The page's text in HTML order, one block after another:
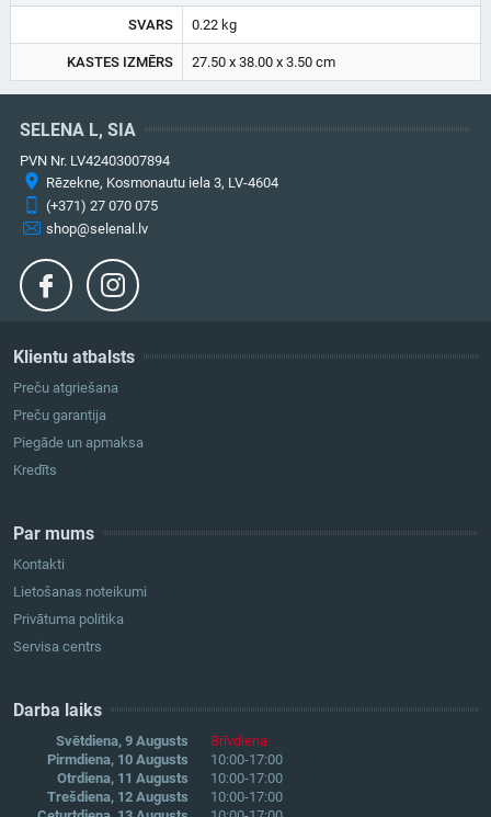
SVARS 0.22 kg
KASTES IZMĒRS 27.50 x 38.00 x 3.50 cm
Klientu atbalsts
Preču atgriešana
Preču garantija
Piegāde un apmaksa
Kredīts
Par mums
Kontakti
Lietošanas noteikumi
Privātuma politika
Servisa centrs
Darba laiks
Svētdiena, 9 Augusts
Brīvdiena
Pirmdiena, 10 Augusts
10:00-17:00
Otrdiena, 11 Augusts
10:00-17:00
Trešdiena, 12 Augusts
10:00-17:00
SELENA L, SIA
PVN Nr. LV42403007894
Rēzekne, Kosmonautu iela 3, LV-4604
(+371) 27 070 075
shop@selenal.lv